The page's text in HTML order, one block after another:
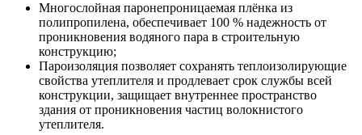
Многослойная паронепроницаемая плёнка из
полипропилена, обеспечивает 100 % надежность от
проникновения водяного пара в строительную
конструкцию;
Пароизоляция позволяет сохранять теплоизолирующие
свойства утеплителя и продлевает срок службы всей
конструкции, защищает внутреннее пространство
здания от проникновения частиц волокнистого
утеплителя.